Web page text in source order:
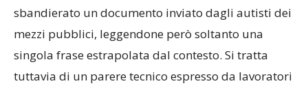
sbandierato un documento inviato dagli autisti dei
mezzi pubblici, leggendone però soltanto una
singola frase estrapolata dal contesto. Si tratta
tuttavia di un parere tecnico espresso da lavoratori